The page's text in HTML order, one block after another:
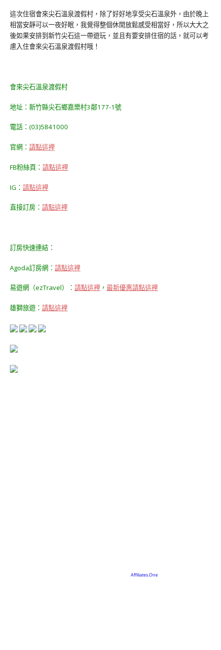
這次住宿會來尖石溫泉渡假村，除了好好地享受尖石溫泉外，由於晚上
相當安靜可以一夜好眠，我覺得整個休閒放鬆感受相當好，所以大大之
後如果安排到新竹尖石這一帶遊玩，並且有要安排住宿的話，就可以考
慮入住會來尖石溫泉渡假村哦！
會來尖石溫泉渡假村
地址：新竹縣尖石鄉嘉樂村3鄰177-1號
電話：(03)5841000
官網： 請點這裡
FB粉絲頁： 請點這裡
IG： 請點這裡
直接訂房： 請點這裡
訂房快速連結：
Agoda訂房網： 請點這裡
易遊網（ezTravel）： 請點這裡 ， 最新優惠請點這裡
雄獅旅遊： 請點這裡